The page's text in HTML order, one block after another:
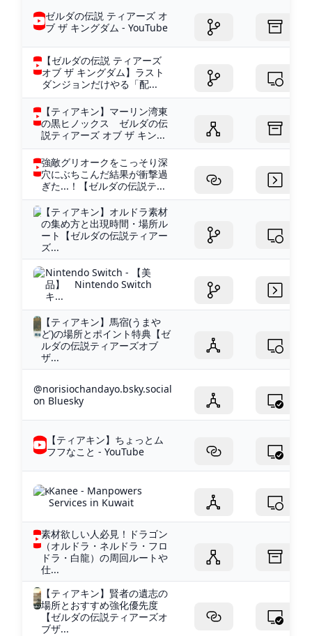
ゼルダの伝説 ティアーズ オ
ブ ザ キングダム - YouTube
【ゼルダの伝説 ティアーズ
オブ ザ キングダム】ラスト
ダンジョンだけやる「配...
【ティアキン】マーリン湾東
の黒ヒノックス ゼルダの伝
説ティアーズ オブ ザ キン...
強敵グリオークをこっそり深
穴にぶちこんだ結果が衝撃過
ぎた...！【ゼルダの伝説テ...
【ティアキン】オルドラ素材
の集め方と出現時間・場所ル
ート【ゼルダの伝説ティアー
ズ...
Nintendo Switch - 【美
品】 Nintendo Switch
キ...
【ティアキン】馬宿(うまや
ど)の場所とポイント特典【ゼ
ルダの伝説ティアーズオブ
ザ...
@norisiochandayo.bsky.social
on Bluesky
【ティアキン】ちょっとム
フフなこと - YouTube
Kanee - Manpowers
Services in Kuwait
素材欲しい人必見！ドラゴン
（オルドラ・ネルドラ・フロ
ドラ・白龍）の周回ルートや
仕...
【ティアキン】賢者の遺志の
場所とおすすめ強化優先度
【ゼルダの伝説ティアーズオ
ブザ...